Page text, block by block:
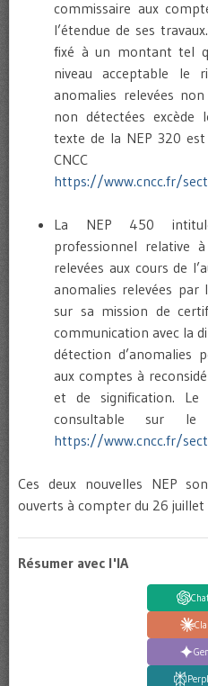
commissaire aux
l’étendue de ses
fixé à un montant tel
niveau acceptable le
anomalies relevées
non détectées excède
texte de la NEP 320
https://www.cncc.fr/
La NEP 450
professionnel relative
relevées aux cours de
anomalies relevées par
sur sa mission de
communication avec la
détection d’anomalies
aux comptes à
et de signification.
consultable sur
https://www.cncc.fr/
Ces deux nouvelles NEP
ouverts à compter du 26 juillet
Résumer avec l'IA